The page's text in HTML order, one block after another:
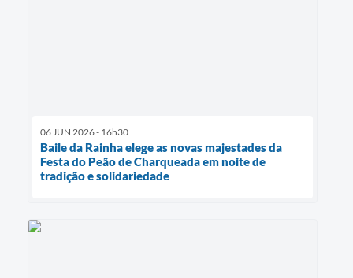
06 JUN 2026 - 16h30
Baile da Rainha elege as novas majestades da
Festa do Peão de Charqueada em noite de
tradição e solidariedade